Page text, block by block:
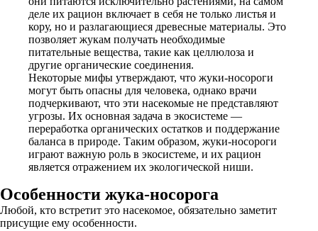
деле их рацион включает в себя не только листья и
кору, но и разлагающиеся древесные материалы. Это
позволяет жукам получать необходимые
питательные вещества, такие как целлюлоза и
другие органические соединения.
Некоторые мифы утверждают, что жуки-носороги
могут быть опасны для человека, однако врачи
подчеркивают, что эти насекомые не представляют
угрозы. Их основная задача в экосистеме —
переработка органических остатков и поддержание
баланса в природе. Таким образом, жуки-носороги
играют важную роль в экосистеме, и их рацион
является отражением их экологической ниши.
Особенности жука-носорога
Любой, кто встретит это насекомое, обязательно заметит
присущие ему особенности.